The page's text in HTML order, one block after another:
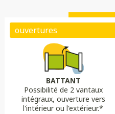
BATTANT
Possibilité de 2 vantaux
intégraux, ouverture vers
l'intérieur ou l'extérieur.*
Biais bas
Chapeau de gendarme
Portail pleinPortail
LAME
Lame 30 cm modulablelame
DÉCORS OPTIONS
Aluminium